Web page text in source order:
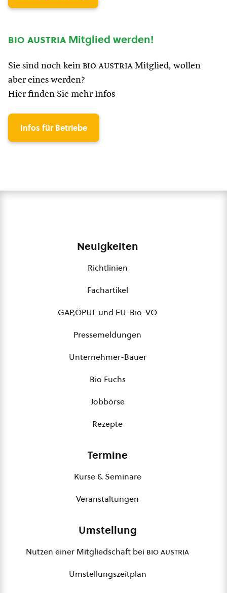
bio austria Mitglied werden!
Sie sind noch kein bio austria Mitglied, wollen
aber eines werden?
Hier finden Sie mehr Infos
Infos für Betriebe
Neuigkeiten
Richtlinien
Fachartikel
GAP,ÖPUL und EU-Bio-VO
Pressemeldungen
Unternehmer-Bauer
Bio Fuchs
Jobbörse
Rezepte
Termine
Kurse & Seminare
Veranstaltungen
Umstellung
Nutzen einer Mitgliedschaft bei bio austria
Umstellungszeitplan